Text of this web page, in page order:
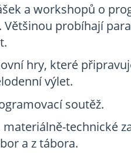
a workshopů o
probíhají
hry, které
výlet.
soutěž.
technické
a z tábora.